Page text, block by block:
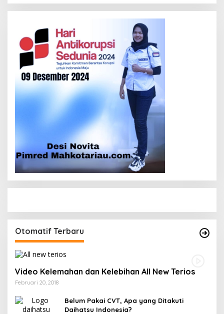
Otomatif Terbaru
Video Kelemahan dan Kelebihan All New Terios
Februari 20, 2018
Belum Pakai CVT, Apa yang Ditakuti
Daihatsu Indonesia?